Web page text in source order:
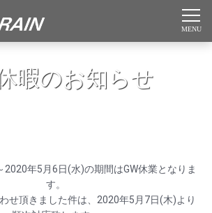
暇のお知らせ
年5月6日(水)の期間はGW休業となりま
す。
せ頂きました件は、2020年5月7日(木)より